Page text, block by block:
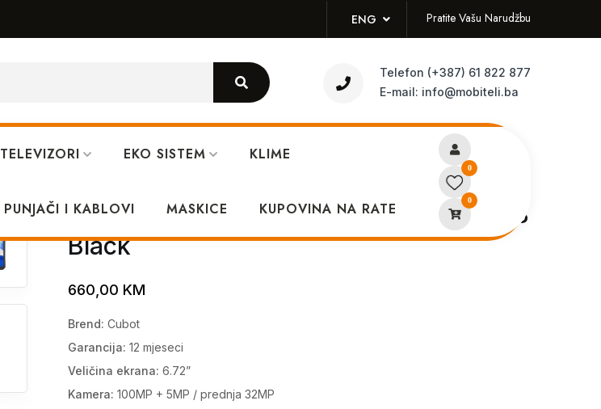
ENG Pratite Vašu Narudžbu
Telefon (+387) 61 822 877
E-mail: info@mobiteli.ba
TELEVIZORI EKO SISTEM KLIME
PUNJAČI I KABLOVI MASKICE KUPOVINA NA RATE
0
0
Cubot King Kong Star 2 5G 12GB 256GB
Black
660,00 KM
Brend: Cubot
Garancija: 12 mjeseci
Veličina ekrana: 6.72”
Kamera: 100MP + 5MP / prednja 32MP